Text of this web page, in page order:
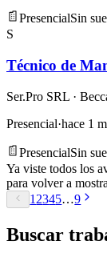
PresencialSin
S
Técnico de
Ser.Pro SRL ·
Presencial·hace 1
PresencialSin
Ya viste todos los
para volver a
1 2345…9
Buscar